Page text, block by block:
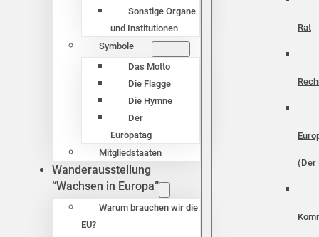
Sonstige Organe
und Institutionen
Symbole
Das Motto
Die Flagge
Die Hymne
Der
Europatag
Mitgliedstaaten
Wanderausstellung
“Wachsen in Europa”
Warum brauchen wir die
EU?
Rat
(Der